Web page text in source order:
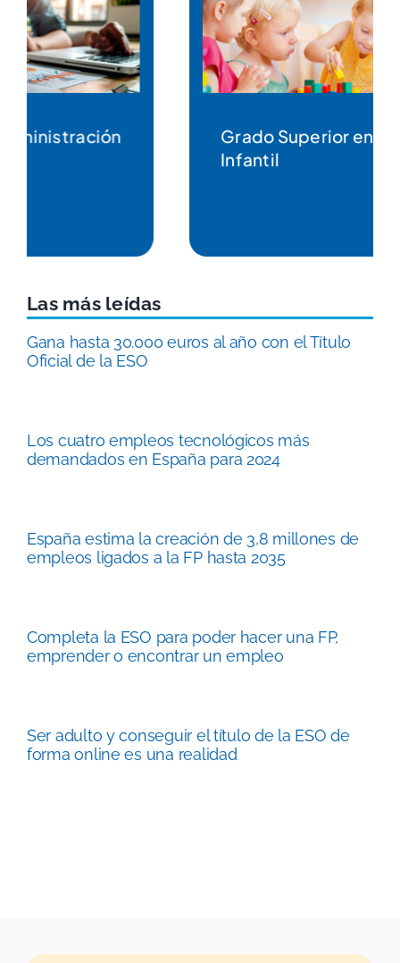
Grado Superior en Educación
Las más leídas
Gana hasta 30.000 euros al año con el Título
Oficial de la ESO
Los cuatro empleos tecnológicos más
demandados en España para 2024
España estima la creación de 3,8 millones de
empleos ligados a la FP hasta 2035
Completa la ESO para poder hacer una FP,
emprender o encontrar un empleo
Ser adulto y conseguir el título de la ESO de
forma online es una realidad